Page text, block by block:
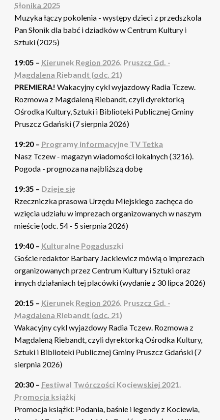
Słonika 2025
Muzyka łączy pokolenia - występy dzieci z przedszkola
Pan Słonik dla babć i dziadków w Centrum Kultury i
Sztuki (2025)
19:05 – Kierunek Region 2026. Pruszcz Gd. -
Magdalena Riebandt (odc. 21)
PREMIERA! Wakacyjny cykl wyjazdowy Radia Tczew.
Rozmowa z Magdaleną Riebandt, czyli dyrektorką
Ośrodka Kultury, Sztuki i Biblioteki Publicznej Gminy
Pruszcz Gdański (7 sierpnia 2026)
19:20 – Programy informacyjne TV Tetka
Nasz Tczew - magazyn wiadomości lokalnych (3216).
Pogoda - prognoza na najbliższą dobę
19:35 – Dzieje się
Rzeczniczka prasowa Urzędu Miejskiego zachęca do
wzięcia udziału w imprezach organizowanych w naszym
mieście (odc. 54 - 5 sierpnia 2026)
19:40 – Kulturalne Pogaduszki
Goście redaktor Barbary Jackiewicz mówią o imprezach
organizowanych przez Centrum Kultury i Sztuki oraz
innych działaniach tej placówki (wydanie z 30 lipca 2026)
20:15 – Kierunek Region 2026. Pruszcz Gd. -
Magdalena Riebandt (odc. 21)
Wakacyjny cykl wyjazdowy Radia Tczew. Rozmowa z
Magdaleną Riebandt, czyli dyrektorką Ośrodka Kultury,
Sztuki i Biblioteki Publicznej Gminy Pruszcz Gdański (7
sierpnia 2026)
20:30 – Festiwal Twórczości Kociewskiej 2021.
Promocja książki
Promocja książki: Podania, baśnie i legendy z Kociewia,